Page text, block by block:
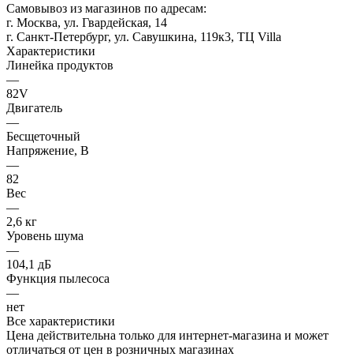
Самовывоз из магазинов по адресам:
г. Москва, ул. Гвардейская, 14
г. Санкт-Петербург, ул. Савушкина, 119к3, ТЦ Villa
Характеристики
Линейка продуктов
—
82V
Двигатель
—
Бесщеточный
Напряжение, В
—
82
Вес
—
2,6 кг
Уровень шума
—
104,1 дБ
Функция пылесоса
—
нет
Все характеристики
Цена действительна только для интернет-магазина и может
отличаться от цен в розничных магазинах